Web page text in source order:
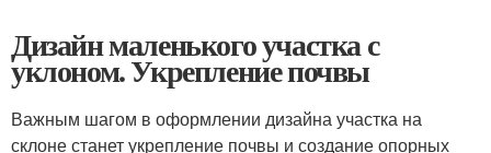
Дизайн маленького участка с
уклоном. Укрепление почвы
Важным шагом в оформлении дизайна участка на
склоне станет укрепление почвы и создание опорных